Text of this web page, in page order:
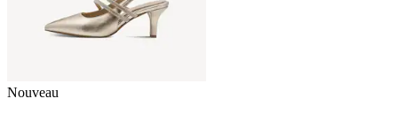
Nouveau